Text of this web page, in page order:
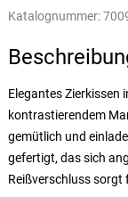
Katalognummer:
Elegantes Zierkissen
kontrastierendem
gemütlich und
gefertigt, das sich
Reißverschluss sorgt